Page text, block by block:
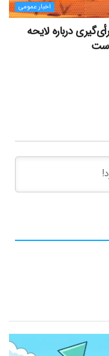
اخبار عمومی
درباره لایحه